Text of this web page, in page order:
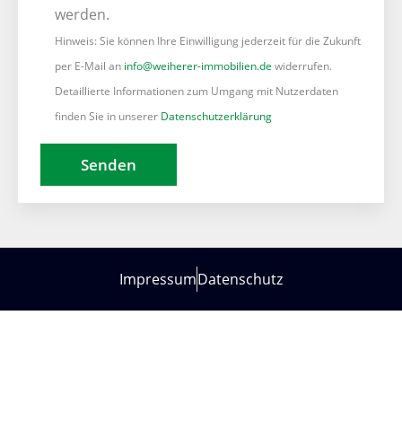
werden.
Hinweis: Sie können Ihre Einwilligung jederzeit für die Zukunft
per E-Mail an info@weiherer-immobilien.de widerrufen.
Detaillierte Informationen zum Umgang mit Nutzerdaten
finden Sie in unserer Datenschutzerklärung
ImpressumDatenschutz